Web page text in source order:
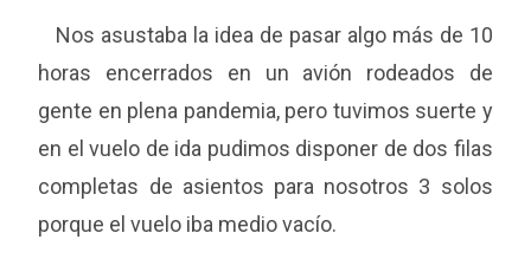
Nos asustaba la idea de pasar algo más de 10
horas encerrados en un avión rodeados de
gente en plena pandemia, pero tuvimos suerte y
en el vuelo de ida pudimos disponer de dos filas
completas de asientos para nosotros 3 solos
porque el vuelo iba medio vacío.